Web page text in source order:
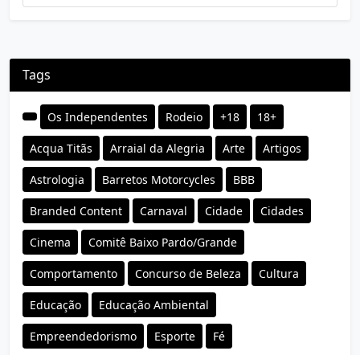
Tags
Os Independentes Rodeio +18 18+
Acqua Titãs Arraial da Alegria Arte Artigos
Astrologia Barretos Motorcycles BBB
Branded Content Carnaval Cidade Cidades
Cinema Comitê Baixo Pardo/Grande
Comportamento Concurso de Beleza Cultura
Educação Educação Ambiental
Empreendedorismo Esporte Fé